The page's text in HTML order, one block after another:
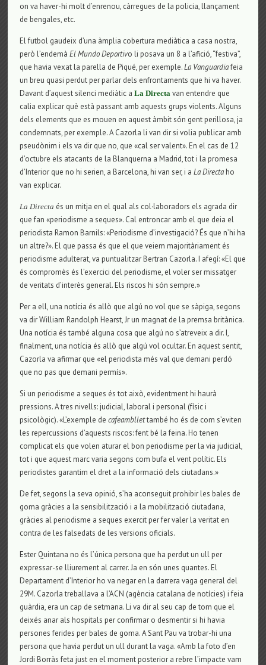
on va haver-hi molt d’enrenou, càrregues de la policia, llançament
de bengales, etc.
El futbol gaudeix d’una àmplia cobertura mediàtica a casa nostra,
però l’endemàEl Mundo Deportivo li posava un 8 a l’afició, “festiva”,
que havia vexat la parella de Piqué, per exemple.La Vanguardiafeia
un breu quasi perdut per parlar dels enfrontaments que hi va haver.
Davant d’aquest silenci mediàtic aLa Directa van entendre que
calia explicar què està passant amb aquests grups violents. Alguns
dels elements que es mouen en aquest àmbit són gent perillosa, ja
condemnats, per exemple. A Cazorla li van dir si volia publicar amb
pseudònim i els va dir que no, que «cal ser valent». En el cas de 12
d’octubre els atacants de la Blanquerna a Madrid, tot i la promesa
d’Interior que no hi serien, a Barcelona, hi van ser, i aLa Directaho
van explicar.
La Directa és un mitja en el qual als col·laboradors els agrada dir
que fan «periodisme a seques». Cal entroncar amb el que deia el
periodista Ramon Barnils: «Periodisme d’investigació? És que n’hi ha
un altre?». El que passa és que el que veiem majoritàriament és
periodisme adulterat, va puntualitzar Bertran Cazorla. I afegí: «El que
és compromès és l’exercici del periodisme, el voler ser missatger
de veritats d’interès general. Els riscos hi són sempre.»
Per a ell, una notícia és allò que algú no vol que se sàpiga, segons
va dir William Randolph Hearst, Jr un magnat de la premsa britànica.
Una notícia és també alguna cosa que algú no s’atreveix a dir. I,
finalment, una notícia és allò que algú vol ocultar. En aquest sentit,
Cazorla va afirmar que «el periodista més val que demani perdó
que no pas que demani permís».
Si un periodisme a seques és tot això, evidentment hi haurà
pressions. A tres nivells: judicial, laboral i personal (físic i
psicològic). «L’exemple decafeambllettambé ho és de com s’eviten
les repercussions d’aquests riscos: fent bé la feina. Ho tenen
complicat els que volen aturar el bon periodisme per la via judicial,
tot i que aquest marc varia segons com bufa el vent polític. Els
periodistes garantim el dret a la informació dels ciutadans.»
De fet, segons la seva opinió, s’ha aconseguit prohibir les bales de
goma gràcies a la sensibilització i a la mobilització ciutadana,
gràcies al periodisme a seques exercit per fer valer la veritat en
contra de les falsedats de les versions oficials.
Ester Quintana no és l’única persona que ha perdut un ull per
expressar-se lliurement al carrer. Ja en són unes quantes. El
Departament d’Interior ho va negar en la darrera vaga general del
29M. Cazorla treballava a l’ACN (agència catalana de notícies) i feia
guàrdia, era un cap de setmana. Li va dir al seu cap de torn que el
deixés anar als hospitals per confirmar o desmentir si hi havia
persones ferides per bales de goma. A Sant Pau va trobar-hi una
persona que havia perdut un ull durant la vaga. «Amb la foto d’en
Jordi Borràs feta just en el moment posterior a rebre l’impacte vam